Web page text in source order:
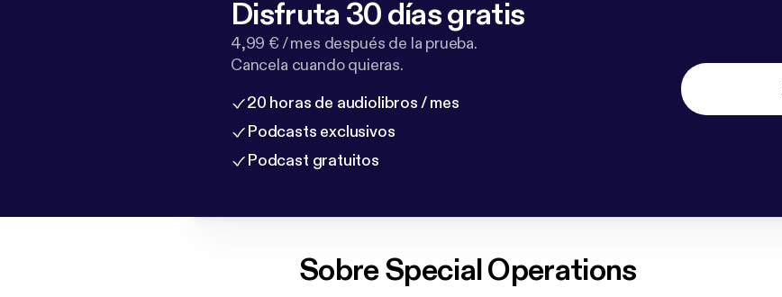
Disfruta 30 días gratis
4,99 € / mes después de la prueba.
Cancela cuando quieras.
20 horas de audiolibros / mes
Podcasts exclusivos
Podcast gratuitos
SobreSpecial Operations